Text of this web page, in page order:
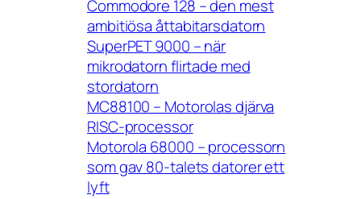
Commodore 128 – den mest
ambitiösa åttabitarsdatorn
SuperPET 9000 – när
mikrodatorn flirtade med
stordatorn
MC88100 – Motorolas djärva
RISC-processor
Motorola 68000 – processorn
som gav 80-talets datorer ett
lyft